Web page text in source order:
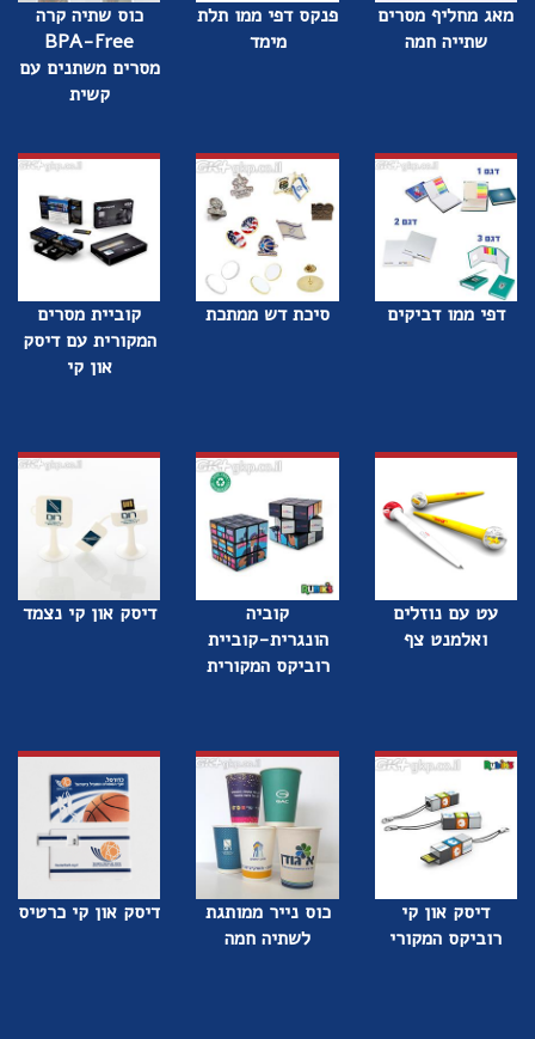
מאג מחליף מסרים
שתייה חמה
פנקס דפי ממו תלת
מימד
כוס שתיה קרה
BPA-Free
מסרים משתנים עם
קשית
דפי ממו דביקים סיכת דש ממתכת
קוביית מסרים
המקורית עם דיסק
און קי
עט עם נוזלים
ואלמנט צף
קוביה
הונגרית-קוביית
רוביקס המקורית
דיסק און קי נצמד
דיסק און קי
רוביקס המקורי
כוס נייר ממותגת
לשתיה חמה
דיסק און קי כרטיס